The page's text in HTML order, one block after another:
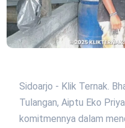
Sidoarjo - Klik Ternak.
Tulangan, Aiptu Eko
komitmennya dalam